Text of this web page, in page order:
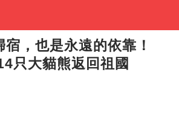
，也是永遠的依靠！
只大貓熊返回祖國